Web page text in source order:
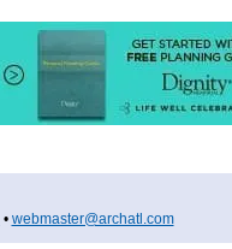
• webmaster@archatl.com